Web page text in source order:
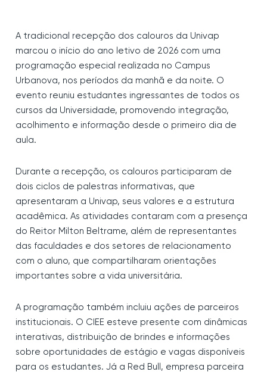
A tradicional recepção dos calouros da Univap
marcou o início do ano letivo de 2026 com uma
programação especial realizada no Campus
Urbanova, nos períodos da manhã e da noite. O
evento reuniu estudantes ingressantes de todos os
cursos da Universidade, promovendo integração,
acolhimento e informação desde o primeiro dia de
aula.
Durante a recepção, os calouros participaram de
dois ciclos de palestras informativas, que
apresentaram a Univap, seus valores e a estrutura
acadêmica. As atividades contaram com a presença
do Reitor Milton Beltrame, além de representantes
das faculdades e dos setores de relacionamento
com o aluno, que compartilharam orientações
importantes sobre a vida universitária.
A programação também incluiu ações de parceiros
institucionais. O CIEE esteve presente com dinâmicas
interativas, distribuição de brindes e informações
sobre oportunidades de estágio e vagas disponíveis
para os estudantes. Já a Red Bull, empresa parceira